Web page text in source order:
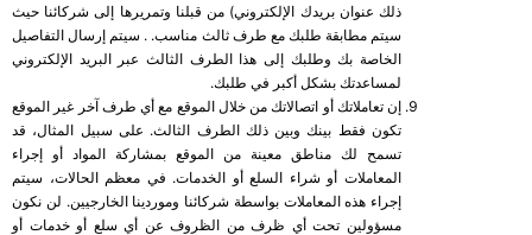
ذلك عنوان بريدك الإلكتروني) من قبلنا وتمريرها إلى شركائنا حيث
سيتم مطابقة طلبك مع طرف ثالث مناسب. . سيتم إرسال التفاصيل
الخاصة بك وطلبك إلى هذا الطرف الثالث عبر البريد الإلكتروني
لمساعدتك بشكل أكبر في طلبك.
إن تعاملاتك أو اتصالاتك من خلال الموقع مع أي طرف آخر غير الموقع
تكون فقط بينك وبين ذلك الطرف الثالث. على سبيل المثال، قد
تسمح لك مناطق معينة من الموقع بمشاركة المواد أو إجراء
المعاملات أو شراء السلع أو الخدمات. في معظم الحالات، سيتم
إجراء هذه المعاملات بواسطة شركائنا وموردينا الخارجيين. لن نكون
مسؤولين تحت أي ظرف من الظروف عن أي سلع أو خدمات أو